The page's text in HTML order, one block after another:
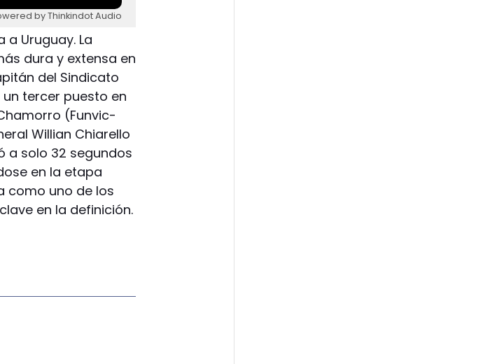
by Thinkindot Audio
Uruguay. La
dura y extensa en
del Sindicato
tercer puesto en
(Funvic-
Willian Chiarello
a solo 32 segundos
en la etapa
como uno de los
en la definición.